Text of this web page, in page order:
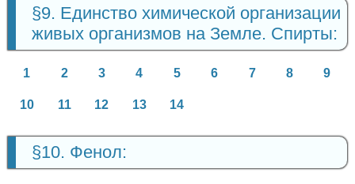
§9. Единство химической организации
живых организмов на Земле. Спирты:
1 2 3 4 5 6 7 8 9
10 11 12 13 14
§10. Фенол: